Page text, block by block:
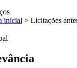
inicial > Licitações